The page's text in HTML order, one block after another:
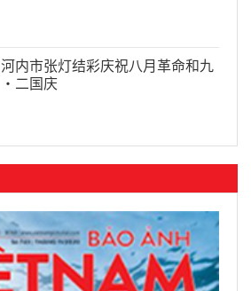
河内市张灯结彩庆祝八月革命和九
·二国庆